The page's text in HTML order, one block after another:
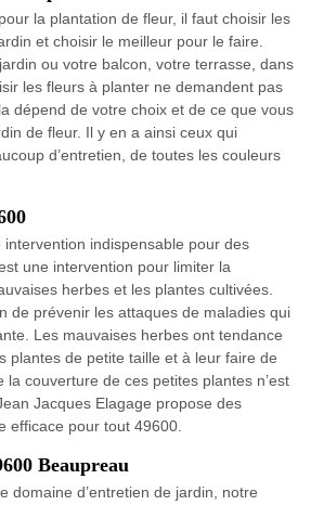
la plantation de fleur, il faut choisir les
et choisir le meilleur pour le faire.
ou votre balcon, votre terrasse, dans
les fleurs à planter ne demandent pas
dépend de votre choix et de ce que vous
de fleur. Il y en a ainsi ceux qui
d’entretien, de toutes les couleurs
indispensable pour des
une intervention pour limiter la
herbes et les plantes cultivées.
de prévenir les attaques de maladies qui
Les mauvaises herbes ont tendance
plantes de petite taille et à leur faire de
la couverture de ces petites plantes n’est
Jacques Elagage propose des
efficace pour tout 49600.
Beaupreau
domaine d’entretien de jardin, notre